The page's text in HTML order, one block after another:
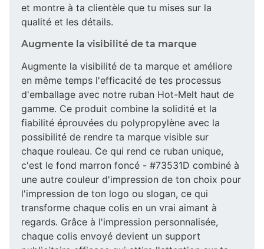
et montre à ta clientèle que tu mises sur la
qualité et les détails.
Augmente la visibilité de ta marque
Augmente la visibilité de ta marque et améliore
en même temps l'efficacité de tes processus
d'emballage avec notre ruban Hot-Melt haut de
gamme. Ce produit combine la solidité et la
fiabilité éprouvées du polypropylène avec la
possibilité de rendre ta marque visible sur
chaque rouleau. Ce qui rend ce ruban unique,
c'est le fond marron foncé - #73531D combiné à
une autre couleur d'impression de ton choix pour
l'impression de ton logo ou slogan, ce qui
transforme chaque colis en un vrai aimant à
regards. Grâce à l'impression personnalisée,
chaque colis envoyé devient un support